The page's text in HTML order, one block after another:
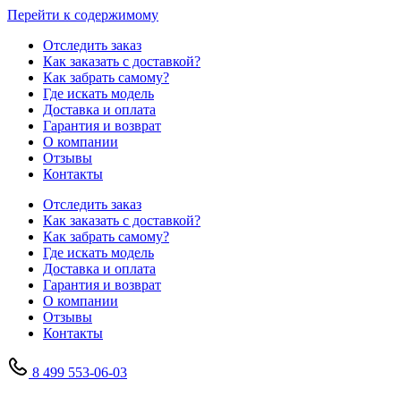
Перейти к содержимому
Отследить заказ
Как заказать с доставкой?
Как забрать самому?
Где искать модель
Доставка и оплата
Гарантия и возврат
О компании
Отзывы
Контакты
Отследить заказ
Как заказать с доставкой?
Как забрать самому?
Где искать модель
Доставка и оплата
Гарантия и возврат
О компании
Отзывы
Контакты
8 499 553-06-03